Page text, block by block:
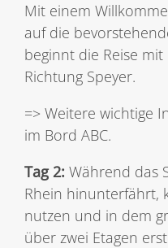
Mit einem
auf die
beginnt die Reise
Richtung Speyer.
=> Weitere wichtige
im Bord ABC.
Tag 2: Während das
Rhein hinunterfährt,
nutzen und in dem
über zwei Etagen